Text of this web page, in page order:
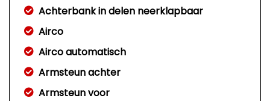
Achterbank in delen neerklapbaar
Airco
Airco automatisch
Armsteun achter
Armsteun voor